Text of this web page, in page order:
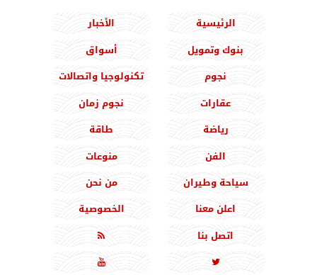
الرئيسية
الأخبار
بنوك وتمويل
أسواق
نجوم
تكنولوجيا واتصالات
عقارات
نجوم زمان
رياضة
طاقة
الفن
منوعات
سياحة وطيران
من نحن
اعلن معنا
الخصوصية
اتصل بنا


